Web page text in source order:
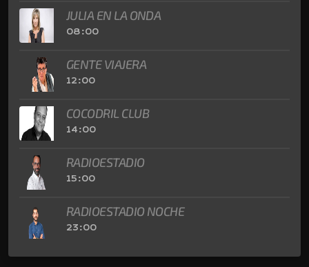
JULIA EN LA ONDA
08:00
GENTE VIAJERA
12:00
COCODRIL CLUB
14:00
RADIOESTADIO
15:00
RADIOESTADIO NOCHE
23:00